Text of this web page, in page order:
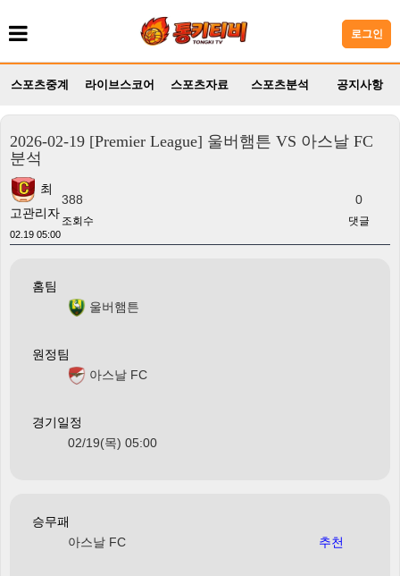
로그인
스포츠중계 라이브스코어 스포츠자료 스포츠분석 공지사항
2026-02-19 [Premier League] 울버햄튼 VS 아스날 FC
분석
최
고관리자
02.19 05:00
388
조회수
0
댓글
홈팀
울버햄튼
원정팀
아스날 FC
경기일정
02/19(목) 05:00
승무패
아스날 FC
추천